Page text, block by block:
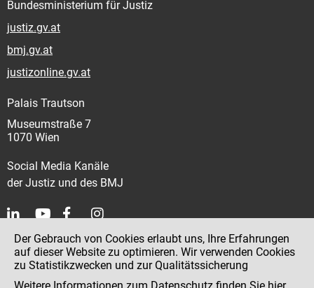
Bundesministerium für Justiz
justiz.gv.at
bmj.gv.at
justizonline.gv.at
Palais Trautson
Museumstraße 7
1070 Wien
Social Media Kanäle
der Justiz und des BMJ
Kontakt
Impressum
Der Gebrauch von Cookies erlaubt uns, Ihre Erfahrungen
auf dieser Website zu optimieren. Wir verwenden Cookies
zu Statistikzwecken und zur Qualitätssicherung